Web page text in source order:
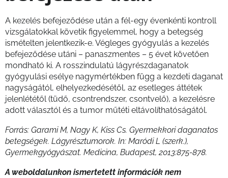
A kezelés befejeződése után a fél-egy évenkénti kontroll
vizsgálatokkal követik figyelemmel, hogy a betegség
ismételten jelentkezik-e. Végleges gyógyulás a kezelés
befejeződése utáni – panaszmentes – 5 évet követően
mondható ki. A rosszindulatú lágyrészdaganatok
gyógyulási esélye nagymértékben függ a kezdeti daganat
nagyságától, elhelyezkedésétől, az esetleges áttétek
jelenlététől (tüdő, csontrendszer, csontvelő), a kezelésre
adott választól és a tumor műtéti eltávolíthatóságától.
Forrás: Garami M, Nagy K, Kiss Cs. Gyermekkori daganatos
betegségek. Lágyrésztumorok. In: Maródi L (szerk.),
Gyermekgyógyászat. Medicina, Budapest, 2013:875-878.
A weboldalunkon ismertetett információk nem